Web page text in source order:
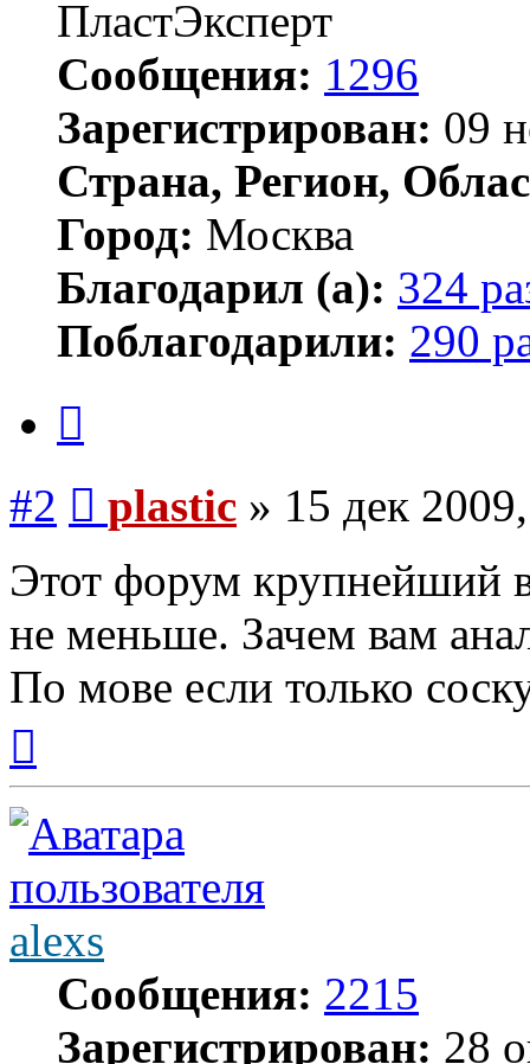
ПластЭксперт
Сообщения: 1296
Зарегистрирован: 09
Страна, Регион,
Город: Москва
Благодарил (а): 324
Поблагодарили: 290
#2 plastic » 15 дек
Этот форум крупнейший
не меньше. Зачем вам
По мове если только
началу
alexs
Сообщения: 2215
Зарегистрирован: 28